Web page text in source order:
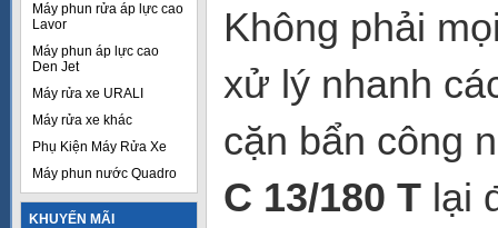
Máy phun rửa áp lực cao
Lavor
Máy phun áp lực cao
Den Jet
Máy rửa xe URALI
Máy rửa xe khác
Phụ Kiện Máy Rửa Xe
Máy phun nước Quadro
KHUYẾN MÃI
Không phải
xử lý nhanh
cặn bẩn công
C 13/180 T lại